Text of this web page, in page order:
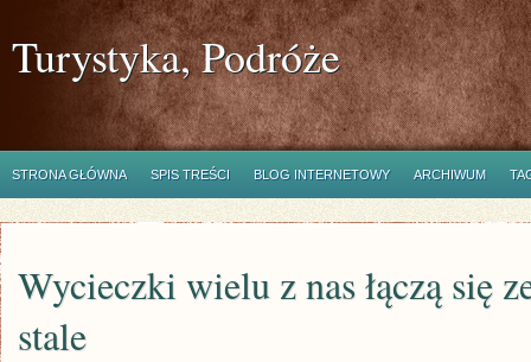
Turystyka, Podróże
STRONA GŁÓWNA SPIS TREŚCI BLOG INTERNETOWY ARCHIWUM
Wycieczki wielu z nas łączą się
stale